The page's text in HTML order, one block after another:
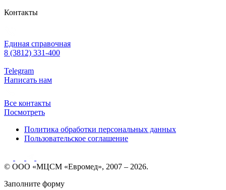
Контакты
Единая справочная
8 (3812) 331-400
Telegram
Написать нам
Все контакты
Посмотреть
Политика обработки персональных данных
Пользовательское соглашение
© ООО «МЦСМ «Евромед», 2007 – 2026.
Заполните форму